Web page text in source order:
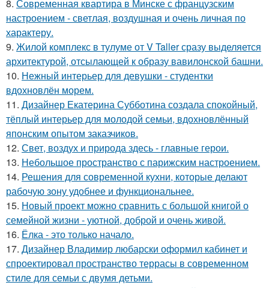
8. Современная квартира в Минске с французским
настроением - светлая, воздушная и очень личная по
характеру.
9. Жилой комплекс в тулуме от V Taller сразу выделяется
архитектурой, отсылающей к образу вавилонской башни.
10. Нежный интерьер для девушки - студентки
вдохновлён морем.
11. Дизайнер Екатерина Субботина создала спокойный,
тёплый интерьер для молодой семьи, вдохновлённый
японским опытом заказчиков.
12. Свет, воздух и природа здесь - главные герои.
13. Небольшое пространство с парижским настроением.
14. Решения для современной кухни, которые делают
рабочую зону удобнее и функциональнее.
15. Новый проект можно сравнить с большой книгой о
семейной жизни - уютной, доброй и очень живой.
16. Ёлка - это только начало.
17. Дизайнер Владимир любарски оформил кабинет и
спроектировал пространство террасы в современном
стиле для семьи с двумя детьми.